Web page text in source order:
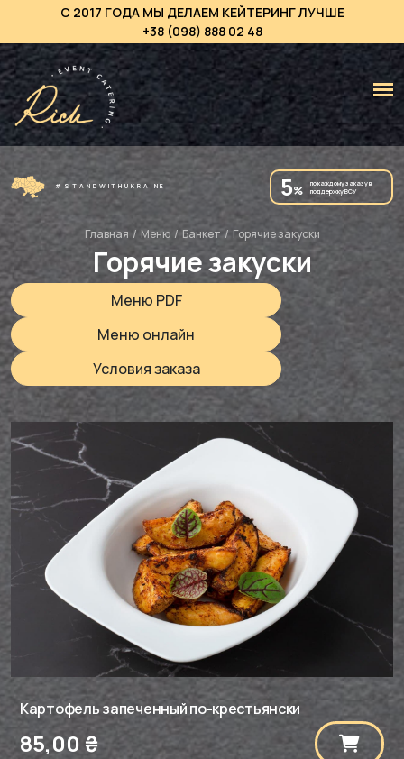
С 2017 ГОДА МЫ ДЕЛАЕМ КЕЙТЕРИНГ ЛУЧШЕ
+38 (098) 888 02 48
#STANDWITHUKRAINE 5%
по каждому заказу в
поддержку ВСУ
Главная / Меню / Банкет / Горячие закуски
Горячие закуски
Меню PDF
Меню онлайн
Условия заказа
Картофель запеченный по-крестьянски
85,00 ₴